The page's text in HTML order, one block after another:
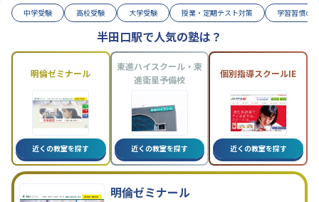
中学受験 高校受験 大学受験 授業・定期テスト対策 学習習慣の
半田口駅で人気の塾は？
明倫ゼミナール
近くの教室を探す
東進ハイスクール・東
進衛星予備校
近くの教室を探す
個別指導スクールIE
近くの教室を探す
明倫ゼミナール